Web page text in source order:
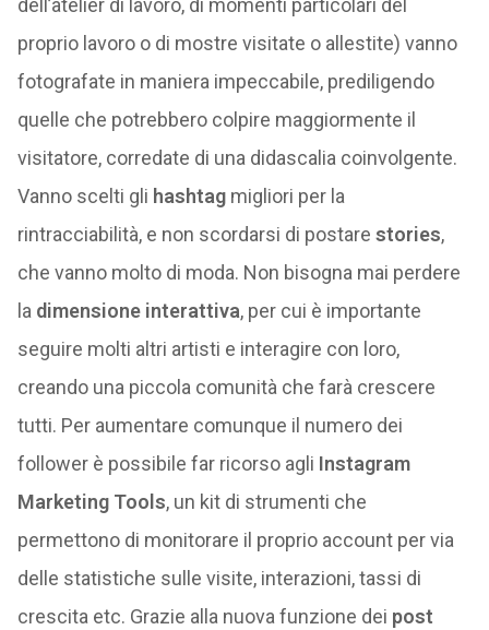
dell’atelier di lavoro, di momenti particolari del
proprio lavoro o di mostre visitate o allestite) vanno
fotografate in maniera impeccabile, prediligendo
quelle che potrebbero colpire maggiormente il
visitatore, corredate di una didascalia coinvolgente.
Vanno scelti gli hashtagmigliori per la
rintracciabilità, e non scordarsi di postare stories,
che vanno molto di moda. Non bisogna mai perdere
la dimensione interattiva, per cui è importante
seguire molti altri artisti e interagire con loro,
creando una piccola comunità che farà crescere
tutti. Per aumentare comunque il numero dei
follower è possibile far ricorso agli Instagram
Marketing Tools, un kit di strumenti che
permettono di monitorare il proprio account per via
delle statistiche sulle visite, interazioni, tassi di
crescita etc. Grazie alla nuova funzione dei post